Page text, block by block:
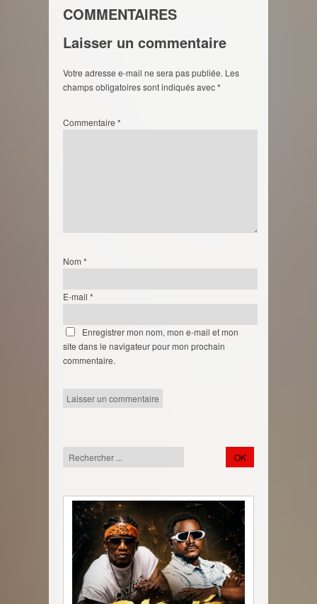
COMMENTAIRES
Laisser un commentaire
Votre adresse e-mail ne sera pas publiée. Les
champs obligatoires sont indiqués avec*
Commentaire *
Nom *
E-mail *
Enregistrer mon nom, mon e-mail et mon
site dans le navigateur pour mon prochain
commentaire.